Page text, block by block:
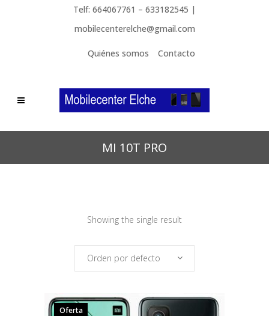
Telf: 664067761 – 633182545 |
mobilecenterelche@gmail.com
Quiénes somos Contacto
MI 10T PRO
Showing the single result
Orden por defecto
Oferta